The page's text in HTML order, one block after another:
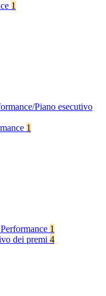
1
Piano esecutivo
1
1
dei premi 4